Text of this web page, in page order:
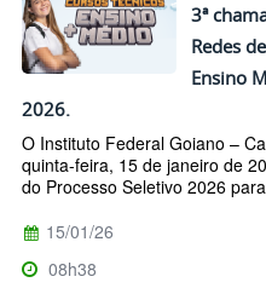
3ª
Redes
Ensino
2026.
O Instituto Federal Goiano –
quinta-feira, 15 de janeiro de
do Processo Seletivo 2026
15/01/26
08h38